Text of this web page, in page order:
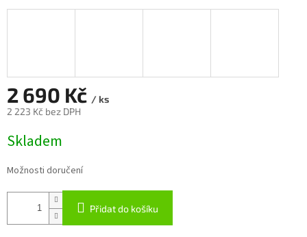
2 690 Kč / ks
2 223 Kč bez DPH
cena:
Skladem
Možnosti doručení
Přidat do košíku